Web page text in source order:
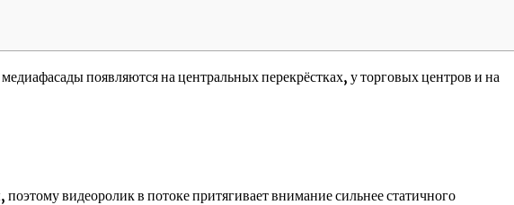
появляются на центральных перекрёстках, у торговых центров и на
видеоролик в потоке притягивает внимание сильнее статичного